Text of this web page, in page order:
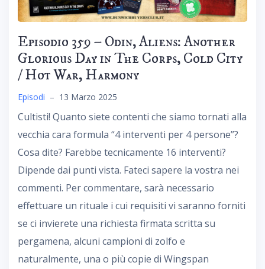
Episodio 359 – Odin, Aliens: Another
Glorious Day in The Corps, Cold City
/ Hot War, Harmony
Episodi – 13 Marzo 2025
Cultisti! Quanto siete contenti che siamo tornati alla
vecchia cara formula “4 interventi per 4 persone”?
Cosa dite? Farebbe tecnicamente 16 interventi?
Dipende dai punti vista. Fateci sapere la vostra nei
commenti. Per commentare, sarà necessario
effettuare un rituale i cui requisiti vi saranno forniti
se ci invierete una richiesta firmata scritta su
pergamena, alcuni campioni di zolfo e
naturalmente, una o più copie di Wingspan